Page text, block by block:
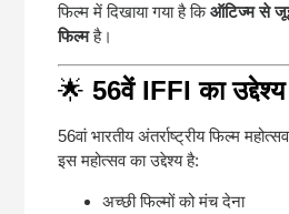
फिल्म में दिखाया गया है किऑटिज्म से जूझ
फिल्महै।
🌟 56वें IFFI का
56वां भारतीय अंतर्राष्ट्रीय फिल्म
इस महोत्सव का उद्देश्य है:
अच्छी फिल्मों को मंच देना